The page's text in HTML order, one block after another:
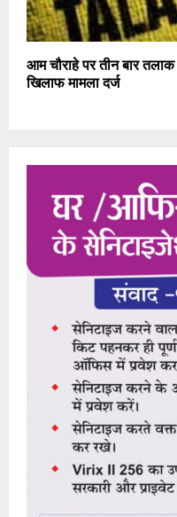
आम चौराहे पर तीन बार
खिलाफ मामला दर्ज